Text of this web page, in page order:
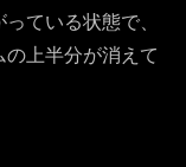
ている状態で、
上半分が消えて